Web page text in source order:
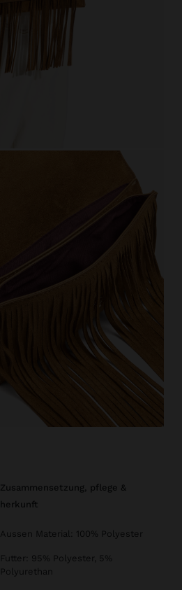
zusammensetzung, pflege &
herkunft
Aussen Material: 100% Polyester
Futter: 95% Polyester, 5%
Polyurethan